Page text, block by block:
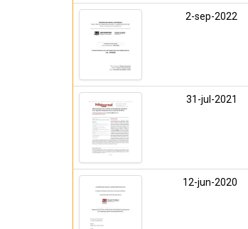
2-sep-2022
31-jul-2021
12-jun-2020